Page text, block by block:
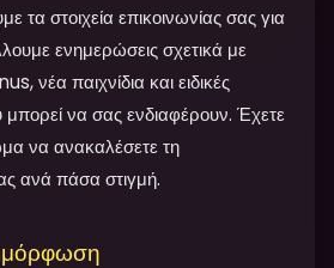
τα στοιχεία επικοινωνίας σας για
ενημερώσεις σχετικά με
νέα παιχνίδια και ειδικές
να σας ενδιαφέρουν. Έχετε
να ανακαλέσετε τη
ανά πάσα στιγμή.